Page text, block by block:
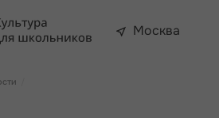
Москва